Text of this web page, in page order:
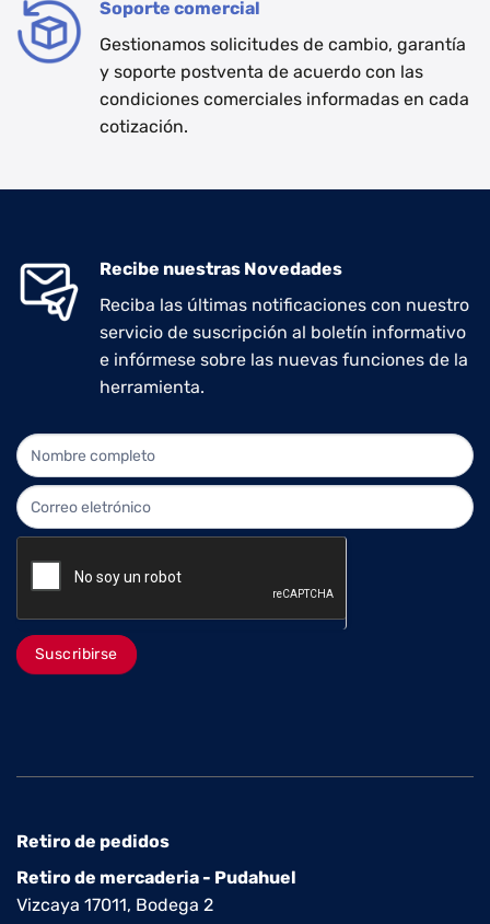
Soporte comercial
Gestionamos solicitudes de cambio, garantía
y soporte postventa de acuerdo con las
condiciones comerciales informadas en cada
cotización.
Recibe nuestras Novedades
Reciba las últimas notificaciones con nuestro
servicio de suscripción al boletín informativo
e infórmese sobre las nuevas funciones de la
herramienta.
NEWLETTER
Suscribirse
Retiro de pedidos
Retiro de mercaderia - Pudahuel
Vizcaya 17011, Bodega 2